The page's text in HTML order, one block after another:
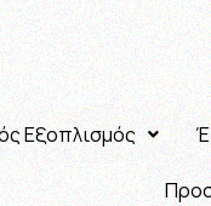
Εξοπλισμός